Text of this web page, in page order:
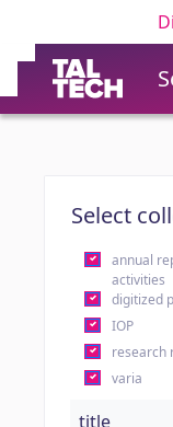
Select
annual
activities
digitized
IOP
research
varia
title